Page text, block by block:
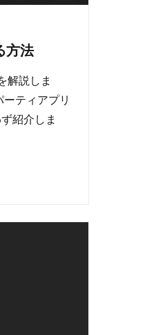
方法
解説しま
ティアプリ
紹介しま